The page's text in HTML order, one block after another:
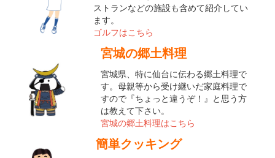
ストランなどの施設も含めて紹介してい
ます。
ゴルフはこちら
宮城の郷土料理
宮城県、特に仙台に伝わる郷土料理で
す。母親等から受け継いだ家庭料理で
すので『ちょっと違うぞ！』と思う方
は教えて下さい。
宮城の郷土料理はこちら
簡単クッキング